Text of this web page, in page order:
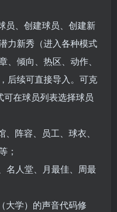
员、创建球员、创建新
力新秀（进入各种模式
、倾向、热区、动作、
后续可直接导入。可克
在球员列表选择球员
阵容、员工、球衣、
；
名人堂、月最佳、周最
大学）的声音代码修